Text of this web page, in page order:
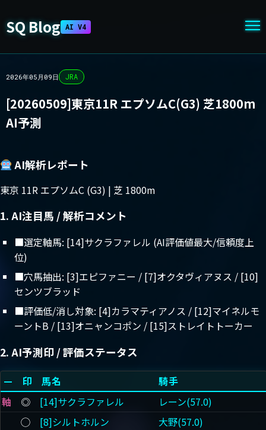
SQ Blog AI V4
2026年05月09日 JRA
[20260509]東京11R エプソムC(G3) 芝1800m
AI予測
AI解析レポート
東京 11R エプソムC (G3) | 芝 1800m
1. AI注目馬 / 解析コメント
■選定軸馬: [14]サクラファレル (AI評価値最大/信頼度上
位)
■穴馬抽出: [3]エピファニー / [7]オクタヴィアヌス / [10]
センツブラッド
■評価低/消し対象: [4]カラマティアノス / [12]マイネルモ
ーントB / [13]オニャンコポン / [15]ストレイトトーカー
2. AI予測印 / 評価ステータス
— 印 馬名
騎手
軸
◎ [14]サクラファレル
レーン(57.0)
◯
[8]シルトホルン
大野(57.0)